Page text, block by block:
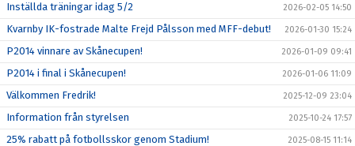
Inställda träningar idag 5/2 2026-02-05 14:50
Kvarnby IK-fostrade Malte Frejd Pålsson med MFF-debut! 2026-01-30 15:24
P2014 vinnare av Skånecupen! 2026-01-09 09:41
P2014 i final i Skånecupen! 2026-01-06 11:09
Välkommen Fredrik! 2025-12-09 23:04
Information från styrelsen 2025-10-24 17:57
25% rabatt på fotbollsskor genom Stadium! 2025-08-15 11:14